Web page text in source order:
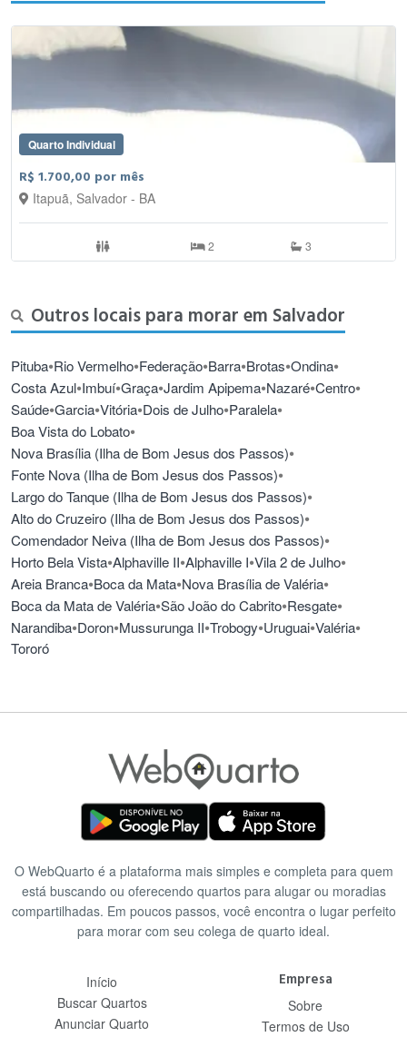
Quarto Individual
R$ 1.700,00 por mês
Itapuã, Salvador - BA
2 3
Outros locais para morar em Salvador
Pituba•Rio Vermelho•Federação•Barra•Brotas•Ondina•
Costa Azul•Imbuí•Graça•Jardim Apipema•Nazaré•Centro•
Saúde•Garcia•Vitória•Dois de Julho•Paralela•
Boa Vista do Lobato•
Nova Brasília (Ilha de Bom Jesus dos Passos)•
Fonte Nova (Ilha de Bom Jesus dos Passos)•
Largo do Tanque (Ilha de Bom Jesus dos Passos)•
Alto do Cruzeiro (Ilha de Bom Jesus dos Passos)•
Comendador Neiva (Ilha de Bom Jesus dos Passos)•
Horto Bela Vista•Alphaville II•Alphaville I•Vila 2 de Julho•
Areia Branca•Boca da Mata•Nova Brasília de Valéria•
Boca da Mata de Valéria•São João do Cabrito•Resgate•
Narandiba•Doron•Mussurunga II•Trobogy•Uruguai•Valéria•
Tororó
O WebQuarto é a plataforma mais simples e completa para quem
está buscando ou oferecendo quartos para alugar ou moradias
compartilhadas. Em poucos passos, você encontra o lugar perfeito
para morar com seu colega de quarto ideal.
Início
Buscar Quartos
Anunciar Quarto
Empresa
Sobre
Termos de Uso